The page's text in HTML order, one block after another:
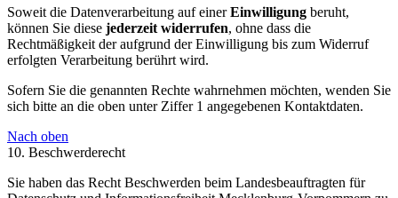
Soweit die Datenverarbeitung auf einerEinwilligung beruht,
können Sie diese jederzeit widerrufen, ohne dass die
Rechtmäßigkeit der aufgrund der Einwilligung bis zum Widerruf
erfolgten Verarbeitung berührt wird.
Sofern Sie die genannten Rechte wahrnehmen möchten, wenden Sie
sich bitte an die oben unter Ziffer 1 angegebenen Kontaktdaten.
Nach oben
10. Beschwerderecht
Sie haben das Recht Beschwerden beim Landesbeauftragten für